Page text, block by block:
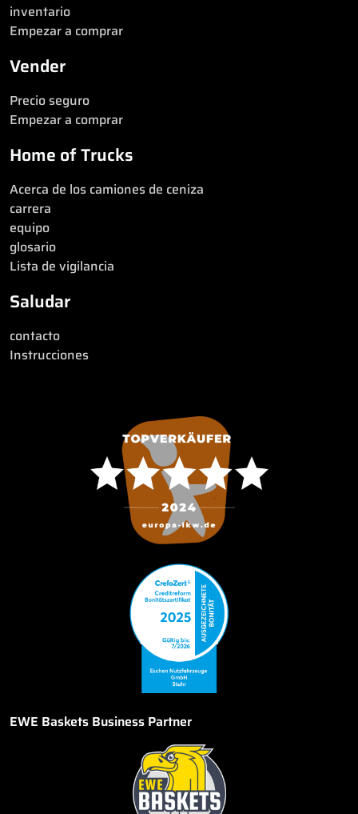
inventario
Empezar a comprar
Vender
Precio seguro
Empezar a comprar
Home of Trucks
Acerca de los camiones de ceniza
carrera
equipo
glosario
Lista de vigilancia
Saludar
contacto
Instrucciones
EWE Baskets Business Partner